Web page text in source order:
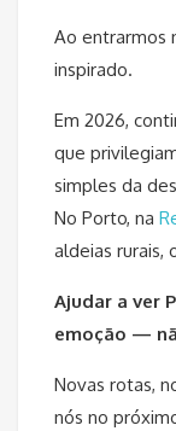
Ao entrarmos
inspirado.
Em 2026,
que
simples da
No Porto, na
aldeias rurais,
Ajudar a ver
emoção —
Novas rotas,
nós no